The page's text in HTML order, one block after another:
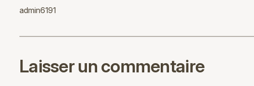
admin6191
Laisser un commentaire